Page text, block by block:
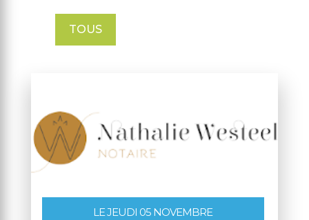
TOUS
LE JEUDI 05 NOVEMBRE